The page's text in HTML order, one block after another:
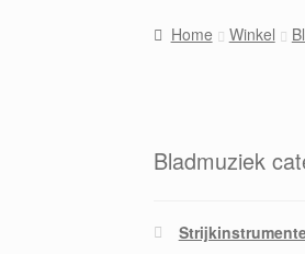
Home Winkel
Bladmuziek